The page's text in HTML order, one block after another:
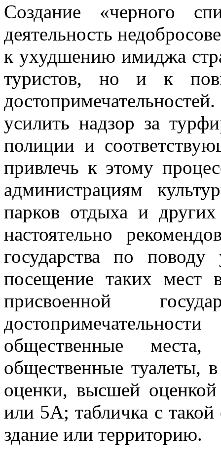
Создание «черного
деятельность
к ухудшению имиджа
туристов, но и к
усилить надзор за
полиции и
привлечь к этому
администрациям
парков отдыха и
настоятельно
государства по
посещение таких мест
присвоенной
общественные
общественные туалеты,
оценки, высшей оценкой
или 5А; табличка с такой
здание или территорию.